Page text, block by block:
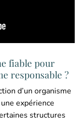
fiable pour
responsable ?
d’un organisme
expérience
structures